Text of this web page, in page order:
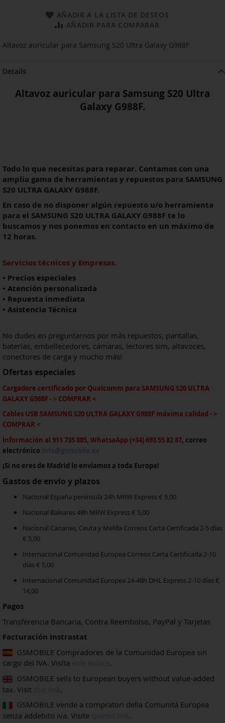
AÑADIR A LA LISTA DE DESEOS
AÑADIR PARA COMPARAR
Altavoz auricular para Samsung S20 Ultra Galaxy G988F
Details
Altavoz auricular para Samsung S20 Ultra
Galaxy G988F.
Todo lo que necesitas para reparar. Contamos con una
amplia gama de herramientas y repuestos para SAMSUNG
S20 ULTRA GALAXY G988F.
En caso de no disponer algún repuesto u/o herramienta
para el SAMSUNG S20 ULTRA GALAXY G988F te lo
buscamos y nos ponemos en contacto en un máximo de
12 horas.
Servicios técnicos y Empresas.
• Precios especiales
• Atención personalizada
• Repuesta inmediata
• Asistencia Técnica
No dudes en preguntarnos por más repuestos, pantallas,
baterías, embellecedores, cámaras, lectores sim, altavoces,
conectores de carga y mucho más!
Ofertas especiales
Cargadore certificado por Qualcomm para SAMSUNG S20 ULTRA
GALAXY G988F- > COMPRAR <
Cables USB SAMSUNG S20 ULTRA GALAXY G988F máxima calidad - >
COMPRAR <
Información al 911 735 885, WhatsaApp (+34) 693 55 82 87, correo
electrónico
¡Si no eres de Madrid lo enviamos a toda Europa!
Gastos de envío y plazos
Nacional España península 24h MRW Express € 5,00
Nacional Baleares 48h MRW Express € 5,00
Nacional Canarias, Ceuta y Melilla Correos Carta Certificada 2-5 días
€ 5,00
Internacional Comunidad Europea Correos Carta Certificada 2-10
días € 5,00
Internacional Comunidad Europea 24-48h DHL Express 2-10 días €
14,00
Pagos
Transferencia Bancaria, Contra Reembolso, PayPal y Tarjetas
Facturación Instrastat
GSMOBILE Compradores de la Comunidad Europea sin
cargo del IVA. Visíta
.
GSMOBILE sells to European buyers without value-added
tax. Visit
.
GSMOBILE vende a compratori della Comunitá Europea
senza addebito iva. Visite
.